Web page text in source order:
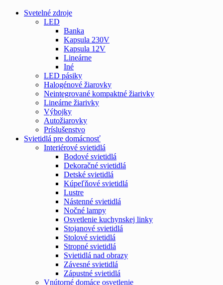
Svetelné zdroje
LED
Banka
Kapsula 230V
Kapsula 12V
Lineárne
Iné
LED pásiky
Halogénové žiarovky
Neintegrované kompaktné žiarivky
Lineárne žiarivky
Výbojky
Autožiarovky
Príslušenstvo
Svietidlá pre domácnosť
Interiérové svietidlá
Bodové svietidlá
Dekoračné svietidlá
Detské svietidlá
Kúpeľňové svietidlá
Lustre
Nástenné svietidlá
Nočné lampy
Osvetlenie kuchynskej linky
Stojanové svietidlá
Stolové svietidlá
Stropné svietidlá
Svietidlá nad obrazy
Závesné svietidlá
Zápustné svietidlá
Vnútorné domáce osvetlenie